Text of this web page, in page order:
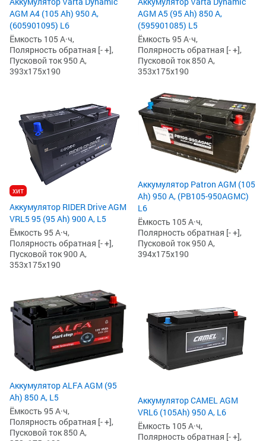
AGM A4 (105 Ah) 950 А,
(605901095) L6
Ёмкость 105 А·ч,
Полярность обратная [- +],
Пусковой ток 950 А,
393x175x190
AGM A5 (95 Ah) 850 А,
(595901085) L5
Ёмкость 95 А·ч,
Полярность обратная [- +],
Пусковой ток 850 А,
353x175x190
хит
Аккумулятор RIDER Drive AGM
VRL5 95 (95 Ah) 900 А, L5
Ёмкость 95 А·ч,
Полярность обратная [- +],
Пусковой ток 900 А,
353x175x190
Аккумулятор Patron AGM (105
Ah) 950 А, (PB105-950AGMC)
L6
Ёмкость 105 А·ч,
Полярность обратная [- +],
Пусковой ток 950 А,
394x175x190
Аккумулятор ALFA AGM (95
Ah) 850 А, L5
Ёмкость 95 А·ч,
Полярность обратная [- +],
Пусковой ток 850 А,
Аккумулятор CAMEL AGM
VRL6 (105Ah) 950 А, L6
Ёмкость 105 А·ч,
Полярность обратная [- +],